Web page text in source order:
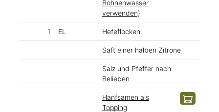
Bohnenwasser
verwenden)
1 EL Hefeflocken
Saft einer halben Zitrone
Salz und Pfeffer nach
Belieben
Hanfsamen als
Topping